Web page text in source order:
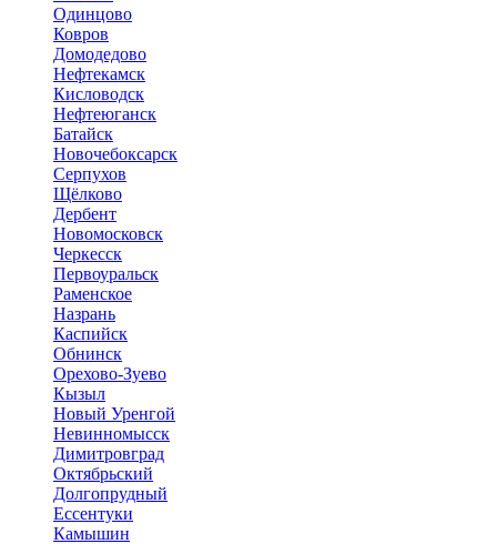
Одинцово
Ковров
Домодедово
Нефтекамск
Кисловодск
Нефтеюганск
Батайск
Новочебоксарск
Серпухов
Щёлково
Дербент
Новомосковск
Черкесск
Первоуральск
Раменское
Назрань
Каспийск
Обнинск
Орехово-Зуево
Кызыл
Новый Уренгой
Невинномысск
Димитровград
Октябрьский
Долгопрудный
Ессентуки
Камышин